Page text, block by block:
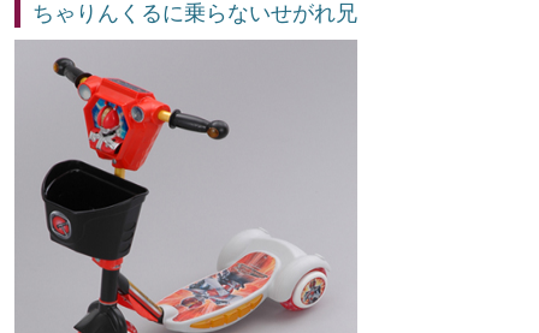
ちゃりんくるに乗らないせがれ兄